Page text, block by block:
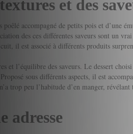
et des
poêlé accompagné de petits pois et d’une
des ces différentes saveurs sont un
il est associé à différents produits
et l’équilibre des saveurs. Le dessert
sous différents aspects, il est
trop peu l’habitude d’en manger, révélant
adresse